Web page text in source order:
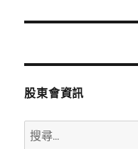
篇
章:
股東會資訊
搜